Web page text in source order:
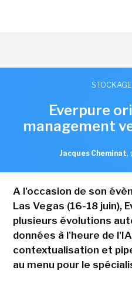
STOCKAGE
Everpure
management
Jacques Cheminat,
A l'occasion de son
Las Vegas (16-18 juin),
plusieurs évolutions
données à l'heure de
contextualisation et
au menu pour le